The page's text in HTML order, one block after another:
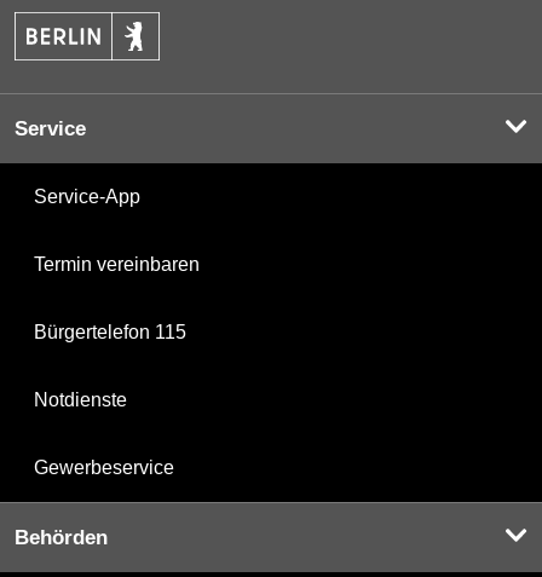
Service
Service-App
Termin vereinbaren
Bürgertelefon 115
Notdienste
Gewerbeservice
Behörden